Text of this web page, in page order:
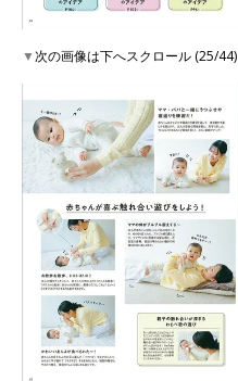
▼次の画像は下へスクロール (25/44)